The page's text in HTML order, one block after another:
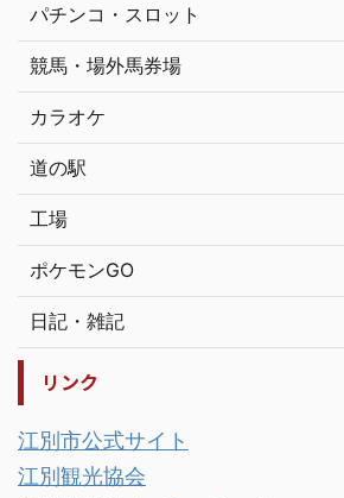
パチンコ・スロット
競馬・場外馬券場
カラオケ
道の駅
工場
ポケモンGO
日記・雑記
リンク
江別市公式サイト
江別観光協会